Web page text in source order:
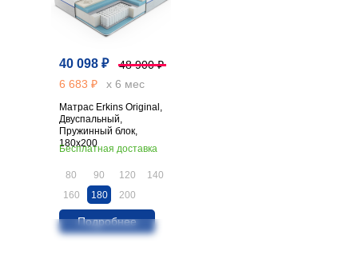
Подробнее
40 098 ₽ 48 900 ₽
Матрас Erkins Original,
Двуспальный,
Пружинный блок,
180х200
Бесплатная доставка
6 683 ₽ х 6 мес
80 90 120
140
160
180 200